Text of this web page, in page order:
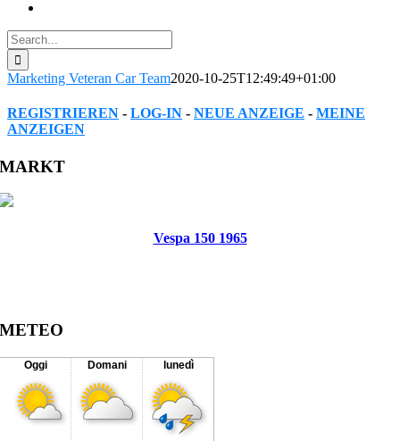
Search
for:
Marketing Veteran Car Team2020-10-25T12:49:49+01:00
REGISTRIEREN - LOG-IN - NEUE ANZEIGE - MEINE
ANZEIGEN
Facebook
Twitter
Reddit
LinkedIn
WhatsApp
Tumblr
Pinterest
Vk
Xing
Email
MARKT
Vespa 150 1965
METEO
Oggi Domani lunedì